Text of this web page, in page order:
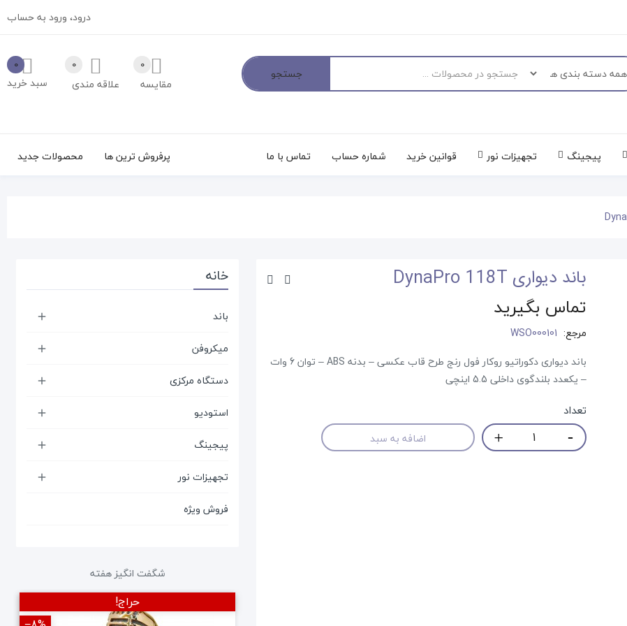
درود، ورود به حساب
جستجو
0
سبد خرید علاقه مندی
0
مقایسه
0
پیجینگ تجهیزات نور قوانین خرید شماره حساب تماس با ما محصولات جدید پرفروش ترین ها
باند دیواری DynaPro 118T
تماس بگیرید
مرجع: WSO000101
باند دیواری دکوراتیو روکار فول رنج طرح قاب عکسی – بدنه ABS – توان 6 وات
– یکعدد بلندگوی داخلی 5.5 اینچی
تعداد
اضافه به سبد
خانه
باند 
میکروفن 
دستگاه مرکزی 
استودیو 
پیجینگ 
تجهیزات نور 
فروش ویژه
شگفت انگیز هفته
حراج!